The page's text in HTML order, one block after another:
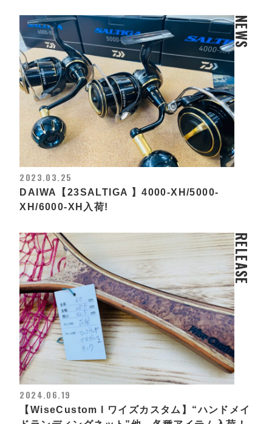
NEWS
2023.03.25
DAIWA【23SALTIGA 】4000-XH/5000-
XH/6000-XH入荷!
RELEASE
2024.06.19
【WiseCustom l ワイズカスタム】“ハンドメイ